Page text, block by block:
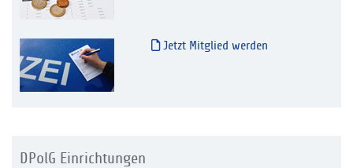
Jetzt Mitglied werden
DPolG Einrichtungen